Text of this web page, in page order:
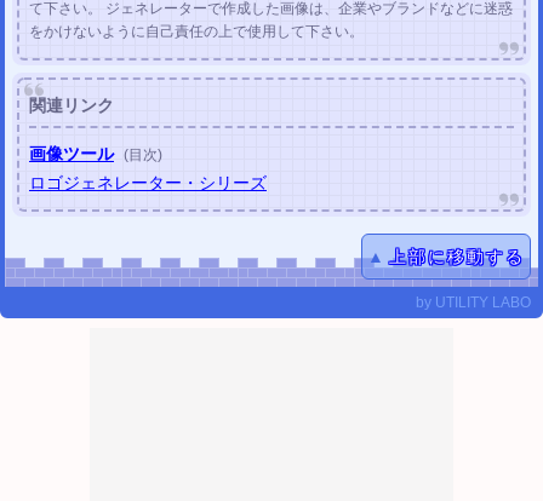
て下さい。 ジェネレーターで作成した画像は、企業やブランドなどに迷惑
をかけないように自己責任の上で使用して下さい。
関連リンク
画像ツール (目次)
ロゴジェネレーター・シリーズ
▲ 上部に移動する
by UTILITY LABO